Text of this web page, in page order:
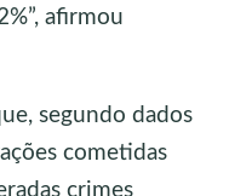
afirmou
segundo dados
cometidas
crimes